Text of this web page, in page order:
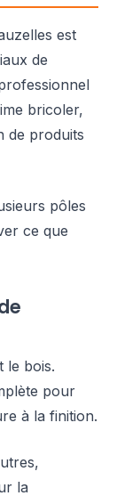
est
de
bricoler,
de produits
pôles
ce que
le bois.
pour
à la finition.
la